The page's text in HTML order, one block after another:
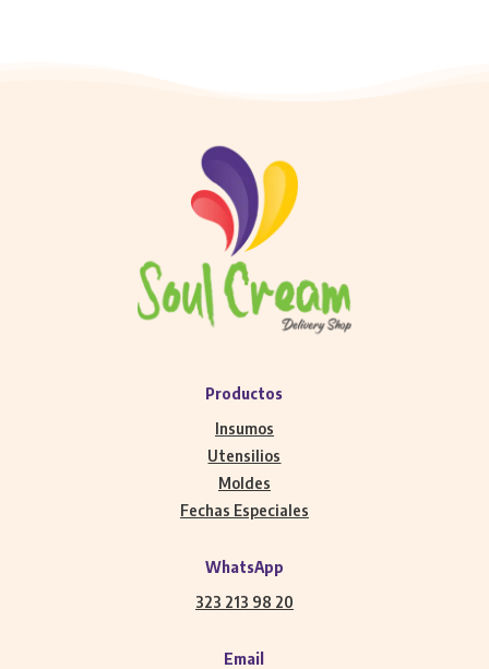
Productos
Insumos
Utensilios
Moldes
Fechas Especiales
WhatsApp
323 213 98 20
Email